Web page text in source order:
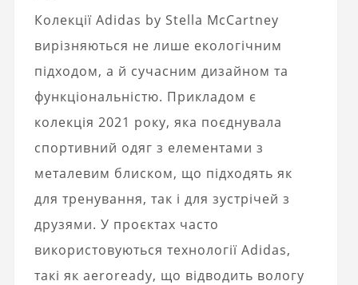
Колекції Adidas by Stella McCartney
вирізняються не лише екологічним
підходом, а й сучасним дизайном та
функціональністю. Прикладом є
колекція 2021 року, яка поєднувала
спортивний одяг з елементами з
металевим блиском, що підходять як
для тренування, так і для зустрічей з
друзями. У проєктах часто
використовуються технології Adidas,
такі як aeroready, що відводить вологу